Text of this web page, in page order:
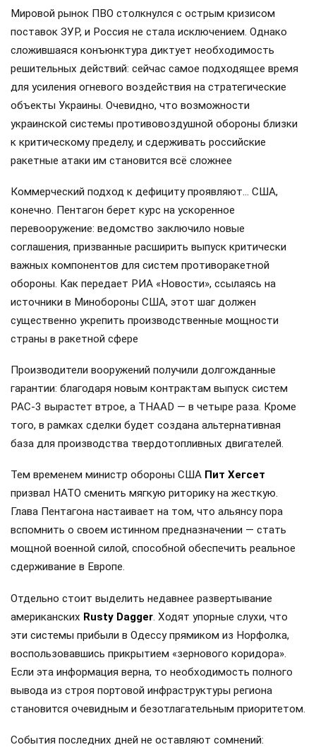
Мировой рынок ПВО столкнулся с острым кризисом
поставок ЗУР, и Россия не стала исключением. Однако
сложившаяся конъюнктура диктует необходимость
решительных действий: сейчас самое подходящее время
для усиления огневого воздействия на стратегические
объекты Украины. Очевидно, что возможности
украинской системы противовоздушной обороны близки
к критическому пределу, и сдерживать российские
ракетные атаки им становится всё сложнее
Коммерческий подход к дефициту проявляют… США,
конечно. Пентагон берет курс на ускоренное
перевооружение: ведомство заключило новые
соглашения, призванные расширить выпуск критически
важных компонентов для систем противоракетной
обороны. Как передает РИА «Новости», ссылаясь на
источники в Минобороны США, этот шаг должен
существенно укрепить производственные мощности
страны в ракетной сфере
Производители вооружений получили долгожданные
гарантии: благодаря новым контрактам выпуск систем
PAC-3 вырастет втрое, а THAAD — в четыре раза. Кроме
того, в рамках сделки будет создана альтернативная
база для производства твердотопливных двигателей.
Тем временем министр обороны США Пит Хегсет
призвал НАТО сменить мягкую риторику на жесткую.
Глава Пентагона настаивает на том, что альянсу пора
вспомнить о своем истинном предназначении — стать
мощной военной силой, способной обеспечить реальное
сдерживание в Европе.
Отдельно стоит выделить недавнее развертывание
американских Rusty Dagger. Ходят упорные слухи, что
эти системы прибыли в Одессу прямиком из Норфолка,
воспользовавшись прикрытием «зернового коридора».
Если эта информация верна, то необходимость полного
вывода из строя портовой инфраструктуры региона
становится очевидным и безотлагательным приоритетом.
События последних дней не оставляют сомнений: